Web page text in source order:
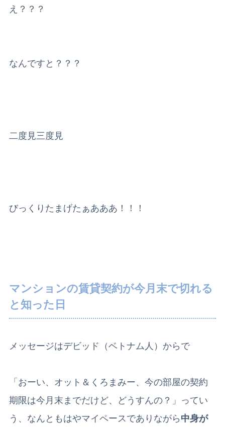
え？？？
なんですと？？？
二度見三度見
びっくりたまげたぁあああ！！！
マンションの賃貸契約が今月末で切れる
と知った日
メッセージはデビッド（ベトナム人）からで
「おーい、オット＆くろまみー、今の部屋の契約
期限は今月末までだけど、どうすんの？」ってい
う、なんともはやマイペースでありながら 中身が